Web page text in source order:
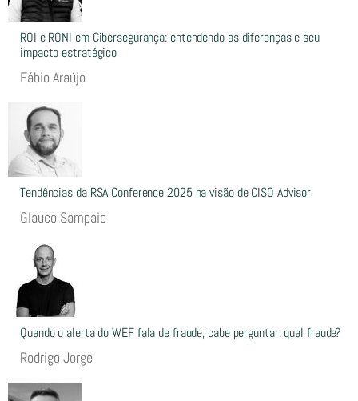
ROI e RONI em Cibersegurança: entendendo as diferenças e seu
impacto estratégico
Fábio Araújo
Tendências da RSA Conference 2025 na visão de CISO Advisor
Glauco Sampaio
Quando o alerta do WEF fala de fraude, cabe perguntar: qual fraude?
Rodrigo Jorge